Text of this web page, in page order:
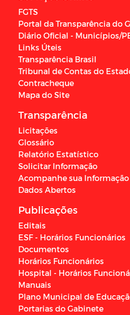
FGTS
Portal da Transparência do
Diário Oficial - Municípios/
Links Úteis
Transparência Brasil
Tribunal de Contas do
Contracheque
Mapa do Site
Transparência
Licitações
Glossário
Relatório Estatístico
Solicitar Informação
Acompanhe sua Informação
Dados Abertos
Publicações
Editais
ESF - Horários Funcionários
Documentos
Horários Funcionários
Hospital - Horários
Manuais
Plano Municipal de
Portarias do Gabinete